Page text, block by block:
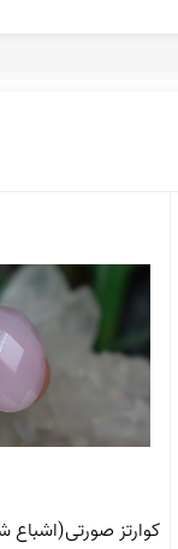
کوارتز صورتی(اشباع